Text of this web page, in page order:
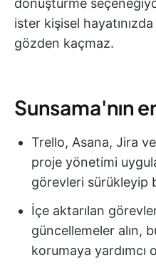
ister kişisel
gözden kaçmaz.
Sunsama'nın
Trello, Asana, Jira
proje yönetimi
görevleri sürükleyip
İçe aktarılan
güncellemeler alın,
korumaya yardımcı